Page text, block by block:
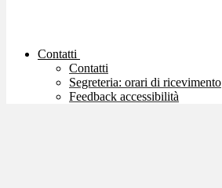
Contatti
Contatti
Segreteria: orari di ricevimento
Feedback accessibilità